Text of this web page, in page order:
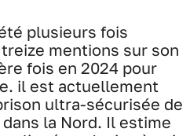
plusieurs fois
mentions sur son
fois en 2024 pour
il est actuellement
ultra-sécurisée de
la Nord. Il estime